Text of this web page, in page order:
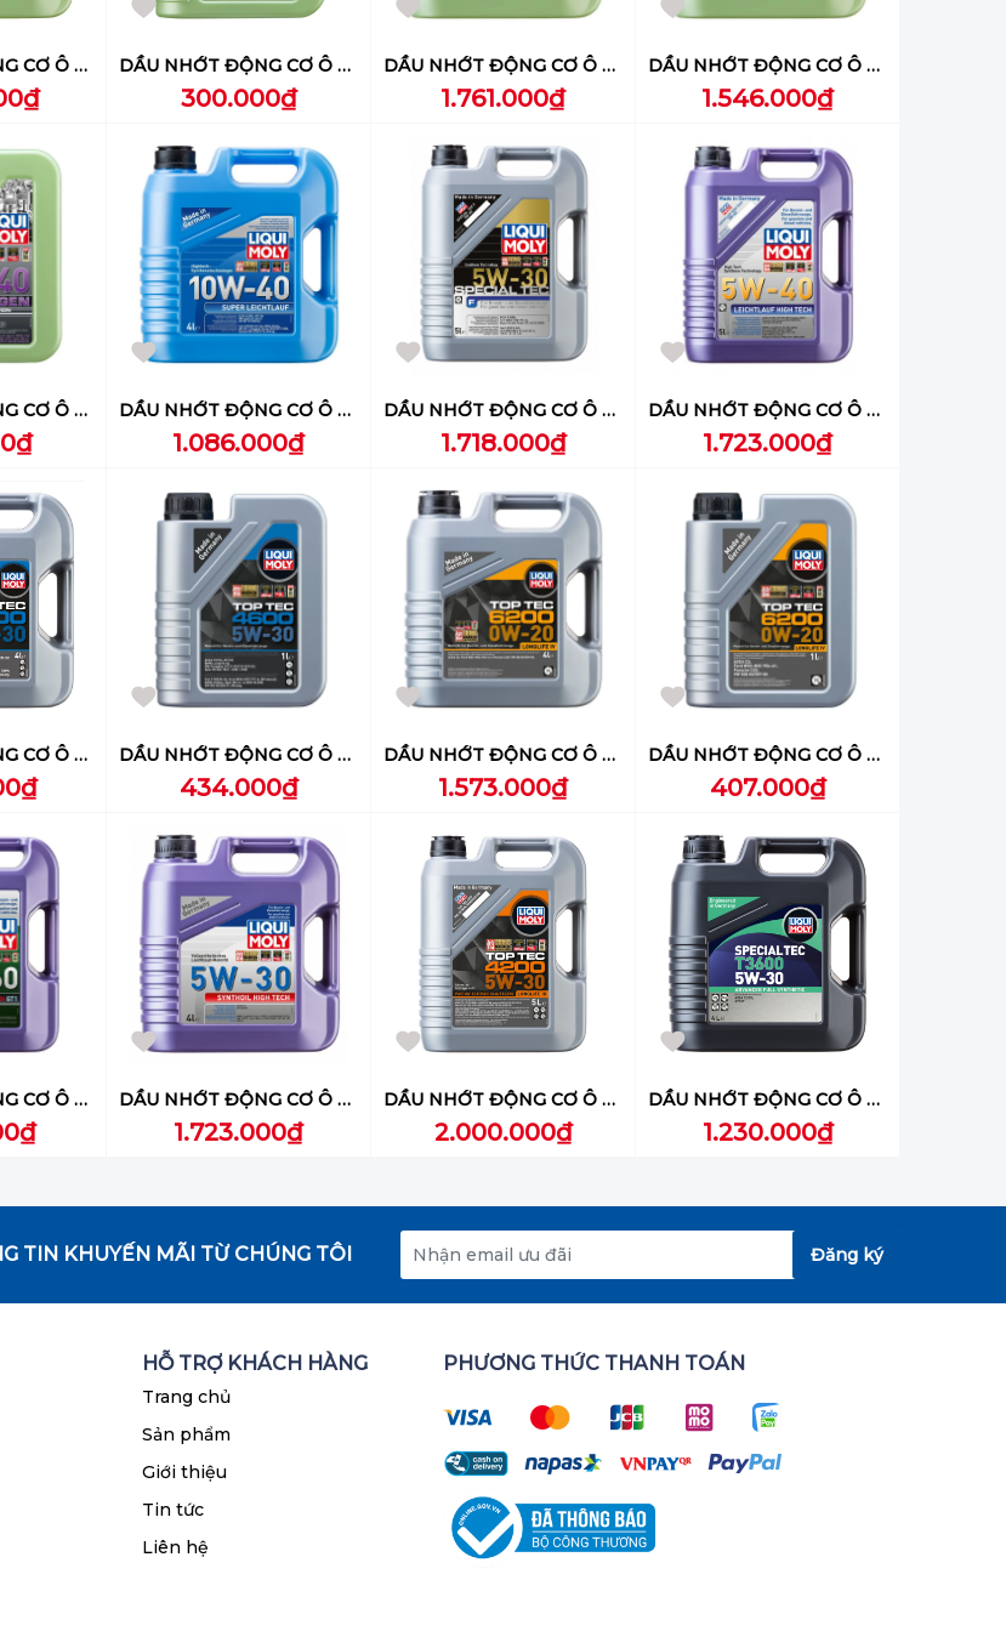
DẦU NHỚT ĐỘNG CƠ Ô TÔ LIQUI MOLY (MOLYGEN NEW GENERATION 5W-30 DPF) 4L - 21225 DẦU NHỚT ĐỘNG CƠ Ô TÔ LIQUI MOLY (MOLYGEN NEW GENERATION 5W-30 DPF) 1L - 21224
300.000₫
DẦU NHỚT ĐỘNG CƠ Ô TÔ LIQUI MOLY (MOLYGEN NEW GENERATION 5W-50) 4L - 2543
1.761.000₫
DẦU NHỚT ĐỘNG CƠ Ô TÔ LIQUI MOLY (MOLYGEN NEW GENERATION 5W-40) 4L - 8578
1.546.000₫
DẦU NHỚT ĐỘNG CƠ Ô TÔ LIQUI MOLY (MOLYGEN NEW GENERATION 5W-40) 1L - 8576 DẦU NHỚT ĐỘNG CƠ Ô TÔ LIQUI MOLY (SUPER LEICHTLAUF 10W-40) 4L - 9504
1.086.000₫
DẦU NHỚT ĐỘNG CƠ Ô TÔ LIQUI MOLY (SPECIAL TEC F 5W-30) 5L - 2326
1.718.000₫
DẦU NHỚT ĐỘNG CƠ Ô TÔ LIQUI MOLY (LEICHTLAUF HIGH TECH 5W-40) 5L - 2328
1.723.000₫
DẦU NHỚT ĐỘNG CƠ Ô TÔ LIQUI MOLY ( TOP TEC 4600 5W-30 ) 4L - 3763 DẦU NHỚT ĐỘNG CƠ Ô TÔ LIQUI MOLY (TOP TEC 4600 5W-30) 1L - 2315
434.000₫
DẦU NHỚT ĐỘNG CƠ Ô TÔ LIQUI MOLY (TOP TEC 6200 0W-20) 4L - 20788
1.573.000₫
DẦU NHỚT ĐỘNG CƠ Ô TÔ LIQUI MOLY (TOP TEC 6200 0W-20) 1L - 20787
407.000₫
DẦU NHỚT ĐỘNG CƠ Ô TÔ LIQUI MOLY (SYNTHOIL RACE TECH GT1 10W-60) 5L - 8909 DẦU NHỚT ĐỘNG CƠ Ô TÔ LIQUI MOLY (SYNTHOIL HIGH TECH 5W-30) 4L - 20958
1.723.000₫
DẦU NHỚT ĐỘNG CƠ Ô TÔ LIQUI MOLY (TOP TEC 4200 5W-30) 5L - 8973
2.000.000₫
DẦU NHỚT ĐỘNG CƠ Ô TÔ LIQUI MOLY (SPECIAL TEC T3600 5W-30) 4L - 48352
1.230.000₫
TIN KHUYẾN MÃI TỪ CHÚNG TÔI Đăng ký
HỖ TRỢ KHÁCH HÀNG
Trang chủ
Sản phẩm
Giới thiệu
Tin tức
Liên hệ
PHƯƠNG THỨC THANH TOÁN